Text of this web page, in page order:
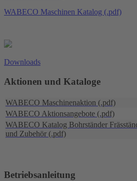
WABECO Maschinen Katalog (.pdf)
Downloads
Aktionen und Kataloge
WABECO Maschinenaktion (.pdf)
WABECO Aktionsangebote (.pdf)
WABECO Katalog Bohrständer
und Zubehör (.pdf)
Betriebsanleitung